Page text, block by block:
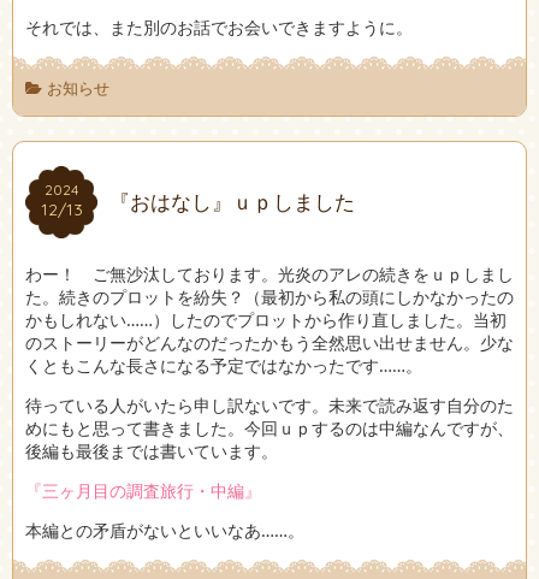
それでは、また別のお話でお会いできますように。
お知らせ
2024
12/13
2024
12/13 『おはなし』ｕｐしました
わー！ ご無沙汰しております。光炎のアレの続きをｕｐしまし
た。続きのプロットを紛失？（最初から私の頭にしかなかったの
かもしれない……）したのでプロットから作り直しました。当初
のストーリーがどんなのだったかもう全然思い出せません。少な
くともこんな長さになる予定ではなかったです……。
待っている人がいたら申し訳ないです。未来で読み返す自分のた
めにもと思って書きました。今回ｕｐするのは中編なんですが、
後編も最後までは書いています。
『三ヶ月目の調査旅行・中編』
本編との矛盾がないといいなあ……。